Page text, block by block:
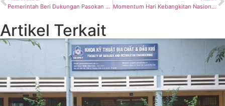
Pemerintah Beri Dukungan Pasokan Gas, PGN Teken PJBG dan Kerja Sama Strategis di IPA Convex 2025 Momentum Hari Kebangkitan Nasional, SP PLN bersama Forkom SP BUMN Rapatkan Barisan Kawal Asta Cita Pemerintahan Prabowo-Gibran
Artikel Terkait